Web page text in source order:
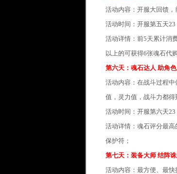
活动内容：开服大回馈，
活动时间：开服第五天23
活动详情：前5天累计消
以上的可获得6张魂石代购
第六天：魂石达人 助角
活动内容：在战斗过程
值，灵力值，战斗力都得
活动时间：开服第六天23
活动详情：魂石评分最
保护符；
第七天：装备大师 结阵
活动内容：最方便、最